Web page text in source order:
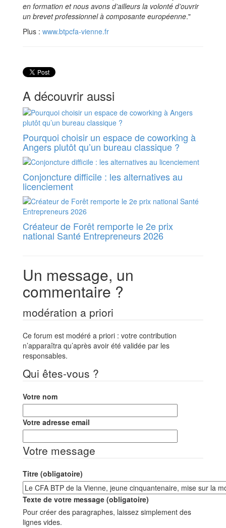
en formation et nous avons d’ailleurs la volonté d’ouvrir
un brevet professionnel à composante européenne."
Plus : www.btpcfa-vienne.fr
A découvrir aussi
Pourquoi choisir un espace de coworking à
Angers plutôt qu’un bureau classique ?
Conjoncture difficile : les alternatives au
licenciement
Créateur de Forêt remporte le 2e prix
national Santé Entrepreneurs 2026
Un message, un
commentaire ?
modération a priori
Ce forum est modéré a priori : votre contribution
n’apparaîtra qu’après avoir été validée par les
responsables.
Qui êtes-vous ?
Votre nom
Votre adresse email
Votre message
Titre (obligatoire)
Texte de votre message (obligatoire)
Pour créer des paragraphes, laissez simplement des
lignes vides.